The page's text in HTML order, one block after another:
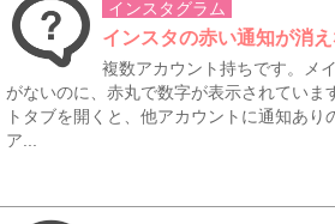
インスタグラム
インスタの赤い通知が消
複数アカウント持ちです。メ
がないのに、赤丸で数字が表示されていま
トタブを開くと、他アカウントに通知あり
ア...